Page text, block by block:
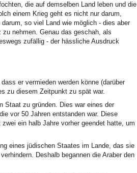
die auf demselben Land leben und die
einem Krieg geht es nicht nur darum,
so viel Land wie möglich - dies aber
nehmen. Genau das geschah, als
zufällig - der hässliche Ausdruck
er vermieden werden könne (darüber
zu diesem Zeitpunkt zu spät war.
Staat zu gründen. Dies war eines der
vor 50 Jahren entstanden war. Diese
ein halb Jahre vorher geendet hatte, um
eines jüdischen Staates im Lande, das sie
Deshalb begannen die Araber den